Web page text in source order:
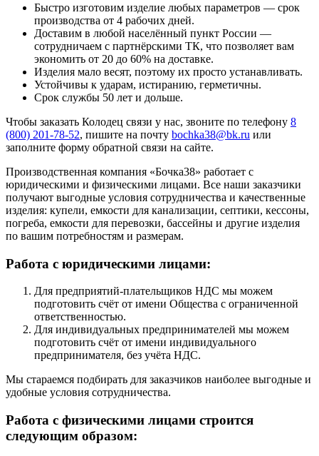
Быстро изготовим изделие любых параметров — срок
производства от 4 рабочих дней.
Доставим в любой населённый пункт России —
сотрудничаем с партнёрскими ТК, что позволяет вам
экономить от 20 до 60% на доставке.
Изделия мало весят, поэтому их просто устанавливать.
Устойчивы к ударам, истиранию, герметичны.
Срок службы 50 лет и дольше.
Чтобы заказать Колодец связи у нас, звоните по телефону 8
(800) 201-78-52, пишите на почту bochka38@bk.ru или
заполните форму обратной связи на сайте.
Производственная компания «Бочка38» работает с
юридическими и физическими лицами. Все наши заказчики
получают выгодные условия сотрудничества и качественные
изделия: купели, емкости для канализации, септики, кессоны,
погреба, емкости для перевозки, бассейны и другие изделия
по вашим потребностям и размерам.
Работа с юридическими лицами:
Для предприятий-плательщиков НДС мы можем
подготовить счёт от имени Общества с ограниченной
ответственностью.
Для индивидуальных предпринимателей мы можем
подготовить счёт от имени индивидуального
предпринимателя, без учёта НДС.
Мы стараемся подбирать для заказчиков наиболее выгодные и
удобные условия сотрудничества.
Работа с физическими лицами строится
следующим образом: